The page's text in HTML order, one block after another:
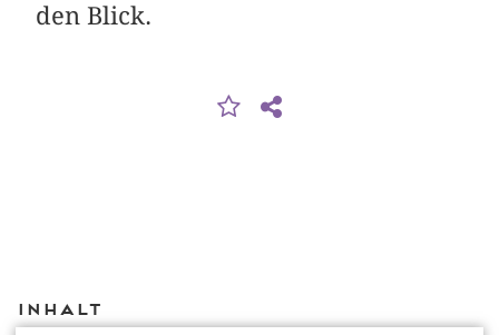
den Blick.
Inhalt